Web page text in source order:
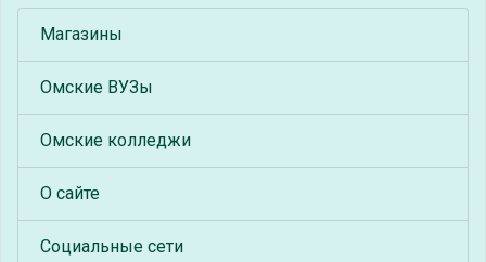
Магазины
Омские ВУЗы
Омские колледжи
О сайте
Социальные сети